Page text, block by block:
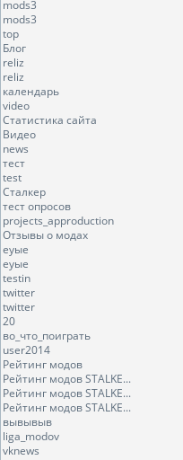
mods3
mods3
top
Блог
reliz
reliz
календарь
video
Статистика сайта
Видео
news
тест
test
Сталкер
тест опросов
projects_approduction
Отзывы о модах
еуые
еуые
testin
twitter
twitter
20
во_что_поиграть
user2014
Рейтинг модов
Рейтинг модов STALKE...
Рейтинг модов STALKE...
Рейтинг модов STALKE...
вывывыв
liga_modov
vknews